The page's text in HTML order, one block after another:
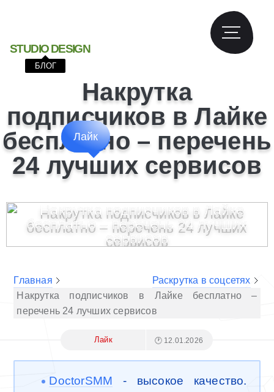
STUDIO DESIGN
БЛОГ
Накрутка
подписчиков в Лайке
бесплатно – перечень
24 лучших сервисов
Лайк
Главная
Раскрутка в соцсетях
Накрутка подписчиков в Лайке бесплатно –
перечень 24 лучших сервисов
Лайк 🕐 12.01.2026
DoctorSMM - высокое качество.